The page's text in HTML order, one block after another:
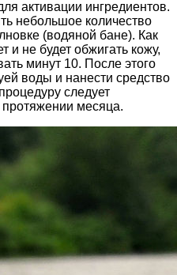
активации ингредиентов.
небольшое количество
(водяной бане). Как
и не будет обжигать кожу,
минут 10. После этого
воды и нанести средство
следует
протяжении месяца.